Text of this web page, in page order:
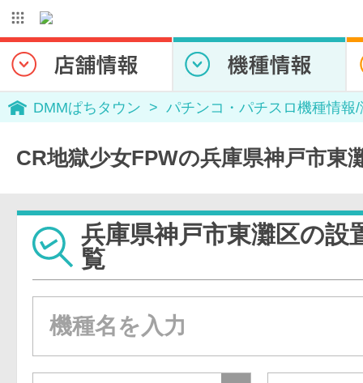
DMMぱちタウン パチンコ・パチスロ機種情報
CR地獄少女FPWの兵庫県神戸市東
兵庫県神戸市東灘区の設
覧